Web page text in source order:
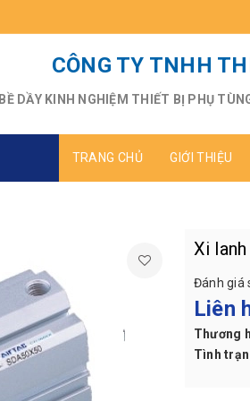
CÔNG TY TNHH
BỀ DẦY KINH NGHIỆM THIẾT BỊ PHỤ
TRANG CHỦ GIỚI THIỆU
Xi
Đánh giá
Liên
Thương
Tình